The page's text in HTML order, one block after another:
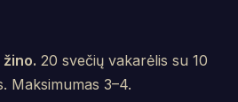
20 svečių vakarėlis su 10
Maksimumas 3–4.